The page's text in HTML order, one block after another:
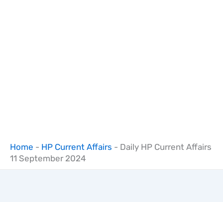
Home - HP Current Affairs - Daily HP Current Affairs
11 September 2024